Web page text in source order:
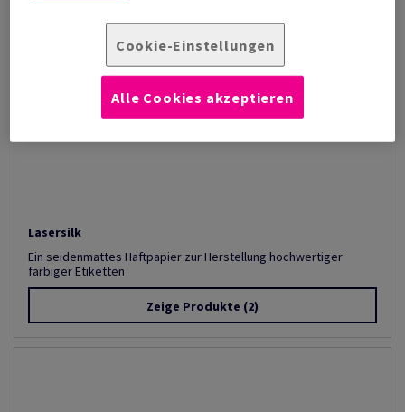
Lasersilk
Ein seidenmattes Haftpapier zur Herstellung hochwertiger
farbiger Etiketten
Zeige Produkte (2)
Cookie-Einstellungen
Alle Cookies akzeptieren